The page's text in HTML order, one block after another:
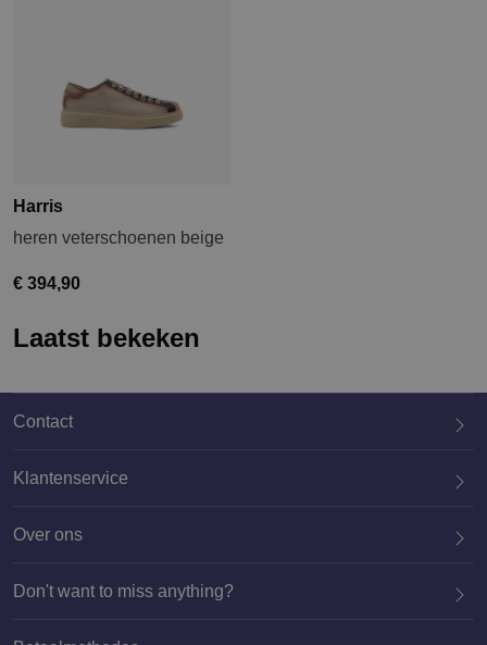
Harris
heren veterschoenen beige
€ 394,90
Laatst bekeken
Contact
020 659 3444
Klantenservice
Over ons
Don't want to miss anything?